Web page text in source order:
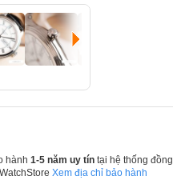
hành 1-5 năm uy tín tại hệ thống đồng
Xem địa chỉ bảo hành